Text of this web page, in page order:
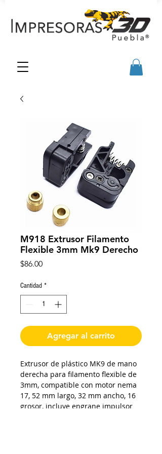
M918 Extrusor Filamento
Flexible 3mm Mk9 Derecho
$86.00Precio
Cantidad *
Agregar al carrito
Extrusor de plástico MK9 de mano
derecha para filamento flexible de
3mm, compatible con motor nema
17, 52 mm largo, 32 mm ancho, 16
grosor, incluye engrane impulsor